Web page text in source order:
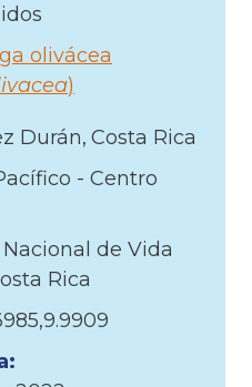
olivácea
)
Durán Costa Rica
- Centro
de Vida
Rica